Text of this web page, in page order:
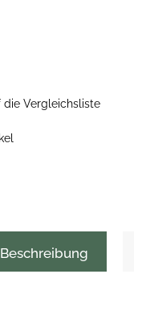
die Vergleichsliste
Beschreibung